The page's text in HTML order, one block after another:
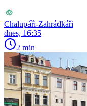
Chalupáři-Zahrádkáři
dnes, 16:35
2 min